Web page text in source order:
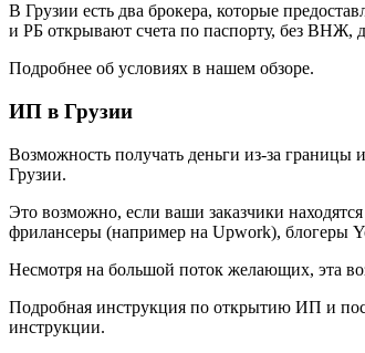
В Грузии есть два брокера, которые
и РБ открывают счета по паспорту, без ВНЖ,
Подробнее об условиях в нашем обзоре.
ИП в Грузии
Возможность получать деньги из-за
Грузии.
Это возможно, если ваши заказчики
фрилансеры (например на Upwork), блогеры
Несмотря на большой поток желающих, эта
Подробная инструкция по открытию ИП и
инструкции.